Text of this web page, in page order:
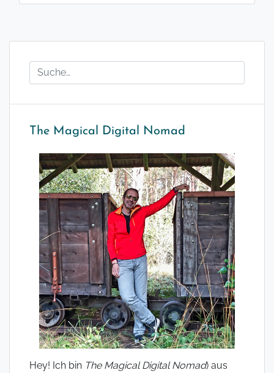
The Magical Digital Nomad
Hey! Ich bin The Magical Digital Nomad) aus